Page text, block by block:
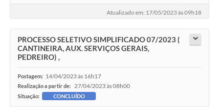
Atualizado em: 17/05/2023 às 09h18
PROCESSO SELETIVO SIMPLIFICADO 07/2023 (
CANTINEIRA, AUX. SERVIÇOS GERAIS,
PEDREIRO) ,
Postagem: 14/04/2023 às 16h17
Realização a partir de: 27/04/2023 às 08h00
Situação: CONCLUÍDO